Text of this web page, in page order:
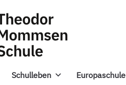
Schulleben Europaschule